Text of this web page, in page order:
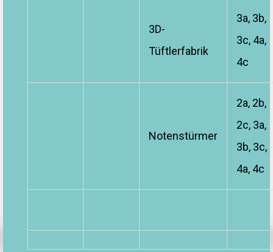
3D-
Tüftlerfabrik
3a, 3b,
3c, 4a,
4c
Notenstürmer
2a, 2b,
2c, 3a,
3b, 3c,
4a, 4c